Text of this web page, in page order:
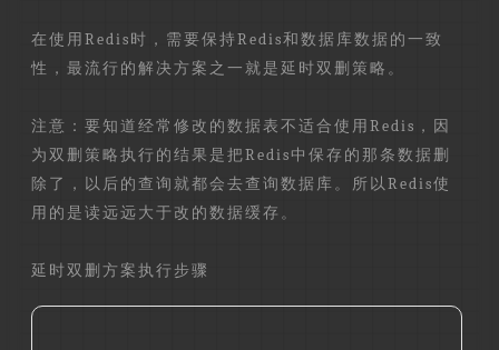
在使用Redis时，需要保持Redis和数据库数据的一致
性，最流行的解决方案之一就是延时双删策略。
注意：要知道经常修改的数据表不适合使用Redis，因
为双删策略执行的结果是把Redis中保存的那条数据删
除了，以后的查询就都会去查询数据库。所以Redis使
用的是读远远大于改的数据缓存。
延时双删方案执行步骤